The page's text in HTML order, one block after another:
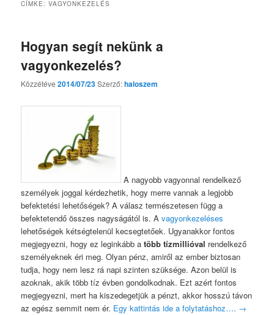
CÍMKE:VAGYONKEZELÉS
Hogyan segít nekünk a
vagyonkezelés?
Közzétéve2014/07/23Szerző:haloszem
A nagyobb vagyonnal rendelkező
személyek joggal kérdezhetik, hogy merre vannak a legjobb
befektetési lehetőségek? A válasz természetesen függ a
befektetendő összes nagyságától is. Avagyonkezeléses
lehetőségek kétségtelenül kecsegtetőek. Ugyanakkor fontos
megjegyezni, hogy ez leginkább atöbb tízmillióval rendelkező
személyeknek éri meg. Olyan pénz, amiről az ember biztosan
tudja, hogy nem lesz rá napi szinten szüksége. Azon belül is
azoknak, akik több tíz évben gondolkodnak. Ezt azért fontos
megjegyezni, mert ha kiszedegetjük a pénzt, akkor hosszú távon
az egész semmit nem ér. Egy kattintás ide a folytatáshoz…. →